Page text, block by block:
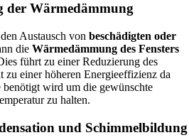
der Wärmedämmung
Austausch von beschädigten oder
die Wärmedämmung des Fensters
führt zu einer Reduzierung des
zu einer höheren Energieeffizienz da
wird um die gewünschte
zu halten.
und Schimmelbildung